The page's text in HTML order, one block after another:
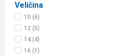
Veličina
10 (6)
12 (5)
14 (4)
16 (1)